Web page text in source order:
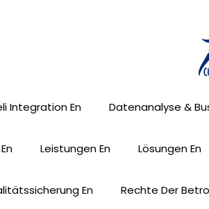
Integration En Datenanalyse &
Leistungen En Lösungen En
En Rechte Der